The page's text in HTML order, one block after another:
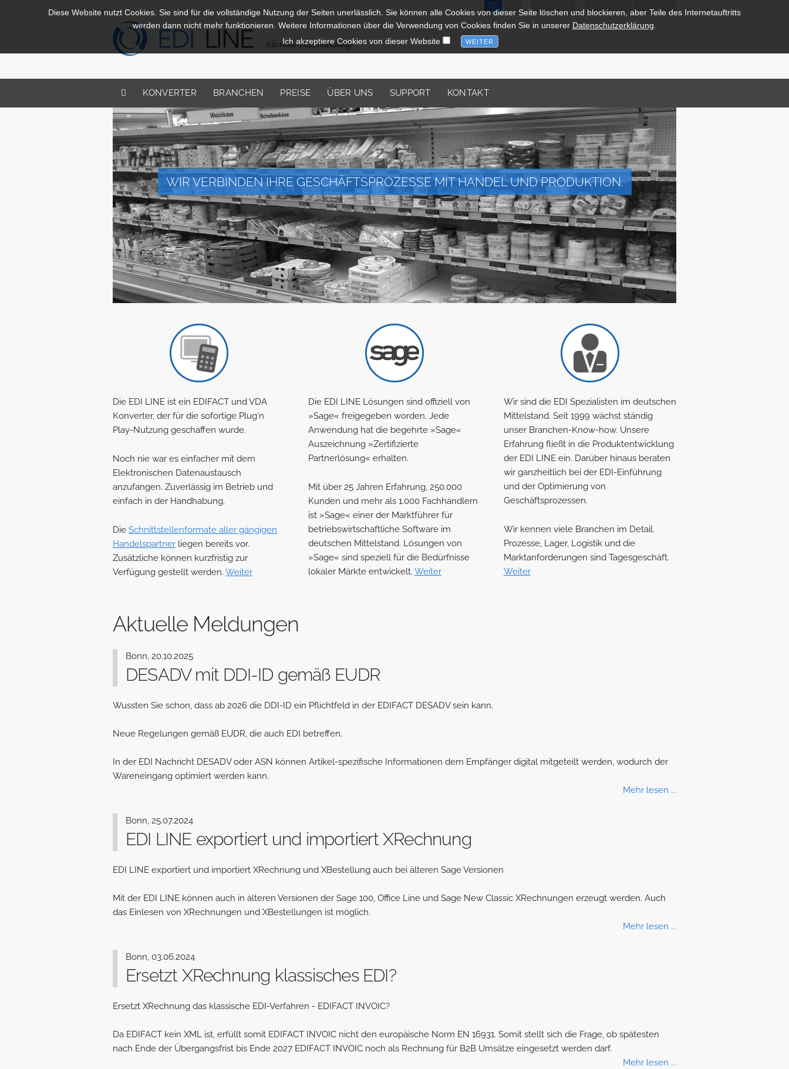
DE
KONVERTER BRANCHEN PREISE ÜBER UNS SUPPORT KONTAKT
WIR VERBINDEN IHRE GESCHÄFTSPROZESSE MIT HANDEL UND PRODUKTION.
Die EDI LINE ist ein EDIFACT und VDA
Konverter, der für die sofortige Plug'n
Play-Nutzung geschaffen wurde.
Noch nie war es einfacher mit dem
Elektronischen Datenaustausch
anzufangen. Zuverlässig im Betrieb und
einfach in der Handhabung.
Die Schnittstellenformate aller gängigen
Handelspartner liegen bereits vor.
Zusätzliche können kurzfristig zur
Verfügung gestellt werden. Weiter
Die EDI LINE Lösungen sind offiziell von
»Sage« freigegeben worden. Jede
Anwendung hat die begehrte »Sage«
Auszeichnung »Zertifizierte
Partnerlösung« erhalten.
Mit über 25 Jahren Erfahrung, 250.000
Kunden und mehr als 1.000 Fachhändlern
ist »Sage« einer der Marktführer für
betriebswirtschaftliche Software im
deutschen Mittelstand. Lösungen von
»Sage« sind speziell für die Bedürfnisse
lokaler Märkte entwickelt. Weiter
Wir sind die EDI Spezialisten im deutschen
Mittelstand. Seit 1999 wächst ständig
unser Branchen-Know-how. Unsere
Erfahrung fließt in die Produktentwicklung
der EDI LINE ein. Darüber hinaus beraten
wir ganzheitlich bei der EDI-Einführung
und der Optimierung von
Geschäftsprozessen.
Wir kennen viele Branchen im Detail.
Prozesse, Lager, Logistik und die
Marktanforderungen sind Tagesgeschäft.
Weiter
Aktuelle Meldungen
Bonn, 20.10.2025
DESADV mit DDI-ID gemäß EUDR
Wussten Sie schon, dass ab 2026 die DDI-ID ein Pflichtfeld in der EDIFACT DESADV sein kann.
Neue Regelungen gemäß EUDR, die auch EDI betreffen.
In der EDI Nachricht DESADV oder ASN können Artikel-spezifische Informationen dem Empfänger digital mitgeteilt werden, wodurch der
Wareneingang optimiert werden kann.
Mehr lesen ...
Bonn, 25.07.2024
EDI LINE exportiert und importiert XRechnung
EDI LINE exportiert und importiert XRechnung und XBestellung auch bei älteren Sage Versionen
Mit der EDI LINE können auch in älteren Versionen der Sage 100, Office Line und Sage New Classic XRechnungen erzeugt werden. Auch
das Einlesen von XRechnungen und XBestellungen ist möglich.
Mehr lesen ...
Bonn, 03.06.2024
Ersetzt XRechnung klassisches EDI?
Ersetzt XRechnung das klassische EDI-Verfahren - EDIFACT INVOIC?
Da EDIFACT kein XML ist, erfüllt somit EDIFACT INVOIC nicht den europäische Norm EN 16931. Somit stellt sich die Frage, ob spätesten
nach Ende der Übergangsfrist bis Ende 2027 EDIFACT INVOIC noch als Rechnung für B2B Umsätze eingesetzt werden darf.
Mehr lesen ...
Diese Website nutzt Cookies. Sie sind für die vollständige Nutzung der Seiten unerlässlich. Sie können alle Cookies von dieser Seite löschen und blockieren, aber Teile des Internetauftritts
werden dann nicht mehr funktionieren. Weitere Informationen über die Verwendung von Cookies finden Sie in unserer Datenschutzerklärung
Ich akzeptiere Cookies von dieser Website